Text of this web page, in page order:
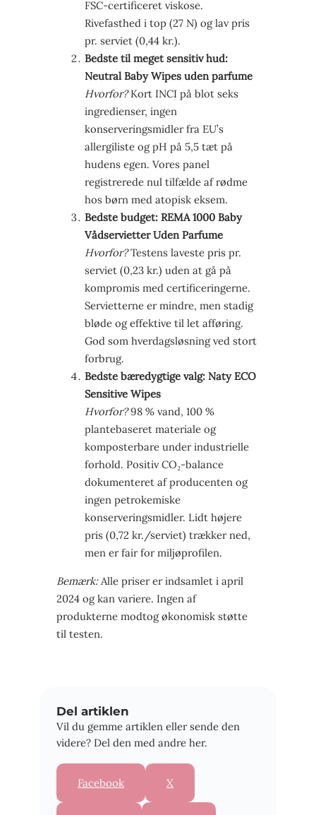
FSC-certificeret viskose.
Rivefasthed i top (27 N) og lav pris
pr. serviet (0,44 kr.).
Bedste til meget sensitiv hud:
Neutral Baby Wipes uden parfume
Hvorfor?Kort INCI på blot seks
ingredienser, ingen
konserveringsmidler fra EU’s
allergiliste og pH på 5,5 tæt på
hudens egen. Vores panel
registrerede nul tilfælde af rødme
hos børn med atopisk eksem.
Bedste budget: REMA 1000 Baby
Vådservietter Uden Parfume
Hvorfor?Testens laveste pris pr.
serviet (0,23 kr.) uden at gå på
kompromis med certificeringerne.
Servietterne er mindre, men stadig
bløde og effektive til let afføring.
God som hverdagsløsning ved stort
forbrug.
Bedste bæredygtige valg: Naty ECO
Sensitive Wipes
Hvorfor?98 % vand, 100 %
plantebaseret materiale og
komposterbare under industrielle
forhold. Positiv CO₂-balance
dokumenteret af producenten og
ingen petrokemiske
konserveringsmidler. Lidt højere
pris (0,72 kr./serviet) trækker ned,
men er fair for miljøprofilen.
Bemærk:Alle priser er indsamlet i april
2024 og kan variere. Ingen af
produkterne modtog økonomisk støtte
til testen.
Del artiklen
Vil du gemme artiklen eller sende den
videre? Del den med andre her.
Facebook X